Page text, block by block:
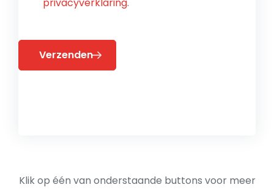
Verzenden
Klik op één van onderstaande buttons voor meer